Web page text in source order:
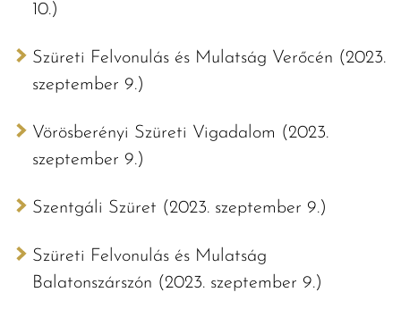
10.)
Szüreti Felvonulás és Mulatság Verőcén (2023.
szeptember 9.)
Vörösberényi Szüreti Vigadalom (2023.
szeptember 9.)
Szentgáli Szüret (2023. szeptember 9.)
Szüreti Felvonulás és Mulatság
Balatonszárszón (2023. szeptember 9.)